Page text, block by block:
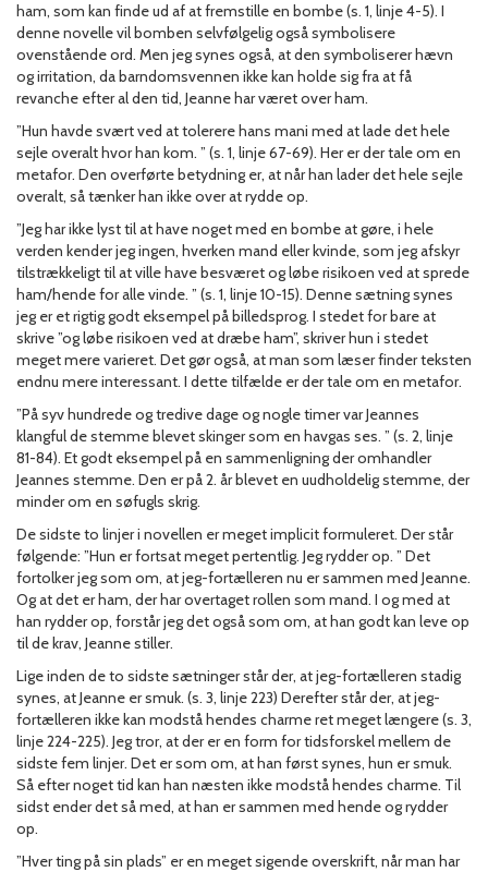
ham, som kan finde ud af at fremstille en bombe (s. 1, linje 4-5). I
denne novelle vil bomben selvfølgelig også symbolisere
ovenstående ord. Men jeg synes også, at den symboliserer hævn
og irritation, da barndomsvennen ikke kan holde sig fra at få
revanche efter al den tid, Jeanne har været over ham.
”Hun havde svært ved at tolerere hans mani med at lade det hele
sejle overalt hvor han kom. ” (s. 1, linje 67-69). Her er der tale om en
metafor. Den overførte betydning er, at når han lader det hele sejle
overalt, så tænker han ikke over at rydde op.
”Jeg har ikke lyst til at have noget med en bombe at gøre, i hele
verden kender jeg ingen, hverken mand eller kvinde, som jeg afskyr
tilstrækkeligt til at ville have besværet og løbe risikoen ved at sprede
ham/hende for alle vinde. ” (s. 1, linje 10-15). Denne sætning synes
jeg er et rigtig godt eksempel på billedsprog. I stedet for bare at
skrive ”og løbe risikoen ved at dræbe ham”, skriver hun i stedet
meget mere varieret. Det gør også, at man som læser finder teksten
endnu mere interessant. I dette tilfælde er der tale om en metafor.
”På syv hundrede og tredive dage og nogle timer var Jeannes
klangful­ de stemme blevet skinger som en havgas­ ses. ” (s. 2, linje
81-84). Et godt eksempel på en sammenligning der omhandler
Jeannes stemme. Den er på 2. år blevet en uudholdelig stemme, der
minder om en søfugls skrig.
De sidste to linjer i novellen er meget implicit formuleret. Der står
følgende: ”Hun er fortsat meget pertentlig. Jeg rydder op. ” Det
fortolker jeg som om, at jeg-fortælleren nu er sammen med Jeanne.
Og at det er ham, der har overtaget rollen som mand. I og med at
han rydder op, forstår jeg det også som om, at han godt kan leve op
til de krav, Jeanne stiller.
Lige inden de to sidste sætninger står der, at jeg-fortælleren stadig
synes, at Jeanne er smuk. (s. 3, linje 223) Derefter står der, at jeg-
fortælleren ikke kan modstå hendes charme ret meget længere (s. 3,
linje 224-225). Jeg tror, at der er en form for tidsforskel mellem de
sidste fem linjer. Det er som om, at han først synes, hun er smuk.
Så efter noget tid kan han næsten ikke modstå hendes charme. Til
sidst ender det så med, at han er sammen med hende og rydder
op.
”Hver ting på sin plads” er en meget sigende overskrift, når man har